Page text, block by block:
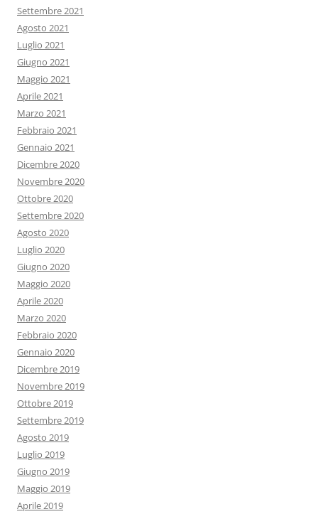
Settembre 2021
Agosto 2021
Luglio 2021
Giugno 2021
Maggio 2021
Aprile 2021
Marzo 2021
Febbraio 2021
Gennaio 2021
Dicembre 2020
Novembre 2020
Ottobre 2020
Settembre 2020
Agosto 2020
Luglio 2020
Giugno 2020
Maggio 2020
Aprile 2020
Marzo 2020
Febbraio 2020
Gennaio 2020
Dicembre 2019
Novembre 2019
Ottobre 2019
Settembre 2019
Agosto 2019
Luglio 2019
Giugno 2019
Maggio 2019
Aprile 2019